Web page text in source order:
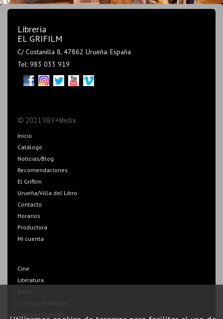
Librería
EL GRIFILM
C/ Costanilla 8, 47862 Urueña. España
Tel: 983 033 919
© 2021 V&V+Media
Inicio
Catálogo
Noticias/Blog
Recomendaciones
El Grifilm
Urueña/Villa del Libro
Contacto
Horarios
Productora
Mi cuenta
Cine
Literatura
Artes
Ciencias Naturales
Ciencias Sociales